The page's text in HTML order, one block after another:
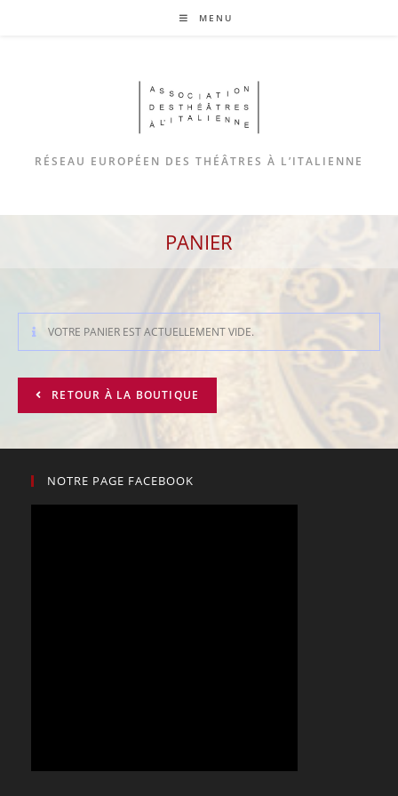
MENU
RÉSEAU EUROPÉEN DES THÉÂTRES À L’ITALIENNE
PANIER
VOTRE PANIER EST ACTUELLEMENT VIDE.
RETOUR À LA BOUTIQUE
NOTRE PAGE FACEBOOK